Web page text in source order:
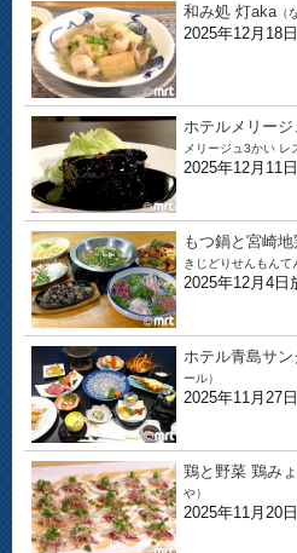
和み処 灯aka （
2025年12月18
ホテルメリー
メリージュ3かい レ
2025年12月11
もつ鍋と宮崎
きじどりせんもんて
2025年12月4日
ホテル青島サ
ール）
2025年11月27
鶏と野菜 鶏み
や）
2025年11月20